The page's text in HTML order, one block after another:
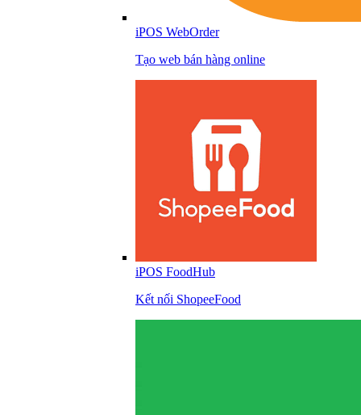
iPOS WebOrder
Tạo web bán hàng online
iPOS FoodHub
Kết nối ShopeeFood